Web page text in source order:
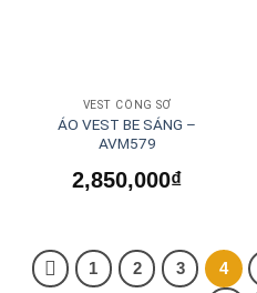
VEST CÔNG SỞ
ÁO VEST BE SÁNG –
AVM579
2,850,000₫
1 2 3 4